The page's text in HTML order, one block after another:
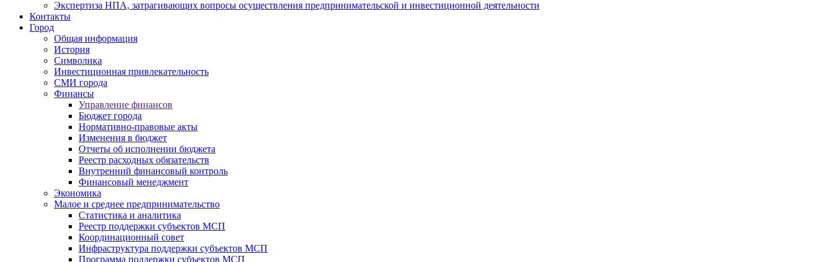
Экспертиза НПА, затрагивающих вопросы осуществления предпринимательской и инвестиционной деятельности
Контакты
Город
Общая информация
История
Символика
Инвестиционная привлекательность
СМИ города
Финансы
Управление финансов
Бюджет города
Нормативно-правовые акты
Изменения в бюджет
Отчеты об исполнении бюджета
Реестр расходных обязательств
Внутренний финансовый контроль
Финансовый менеджмент
Экономика
Малое и среднее предпринимательство
Статистика и аналитика
Реестр поддержки субъектов МСП
Координационный совет
Инфраструктура поддержки субъектов МСП
Программа поддержки субъектов МСП